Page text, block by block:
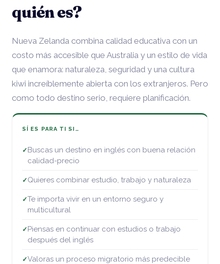
quién es?
Nueva Zelanda combina calidad educativa con un
costo más accesible que Australia y un estilo de vida
que enamora: naturaleza, seguridad y una cultura
kiwi increíblemente abierta con los extranjeros. Pero
como todo destino serio, requiere planificación.
SÍ ES PARA TI SI…
✓ Buscas un destino en inglés con buena relación
calidad-precio
✓ Quieres combinar estudio, trabajo y naturaleza
✓Te importa vivir en un entorno seguro y
multicultural
✓ Piensas en continuar con estudios o trabajo
después del inglés
✓Valoras un proceso migratorio más predecible